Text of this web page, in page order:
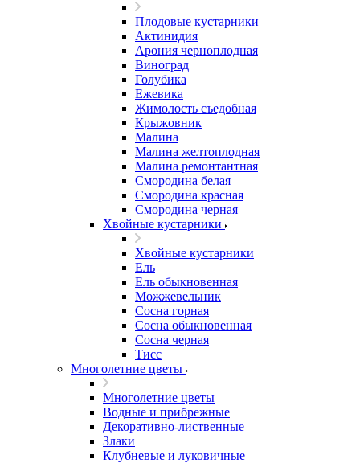
Плодовые кустарники
Актинидия
Арония черноплодная
Виноград
Голубика
Ежевика
Жимолость съедобная
Крыжовник
Малина
Малина желтоплодная
Малина ремонтантная
Смородина белая
Смородина красная
Смородина черная
Хвойные кустарники
Хвойные кустарники
Ель
Ель обыкновенная
Можжевельник
Сосна горная
Сосна обыкновенная
Сосна черная
Тисс
Многолетние цветы
Многолетние цветы
Водные и прибрежные
Декоративно-лиственные
Злаки
Клубневые и луковичные